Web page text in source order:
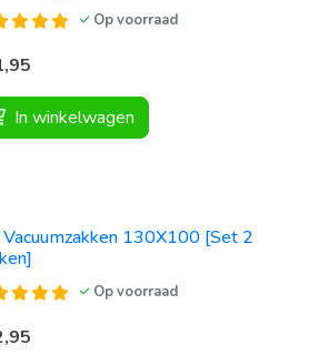
Op voorraad
In winkelwagen
Vacuumzakken 130X100 [Set 2
Op voorraad